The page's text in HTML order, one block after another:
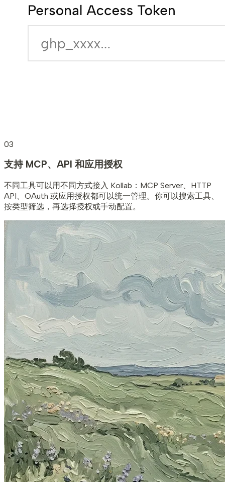
03
支持 MCP、API 和应用授权
不同工具可以用不同方式接入 Kollab：MCP Server、HTTP
API、OAuth 或应用授权都可以统一管理。你可以搜索工具、
按类型筛选，再选择授权或手动配置。